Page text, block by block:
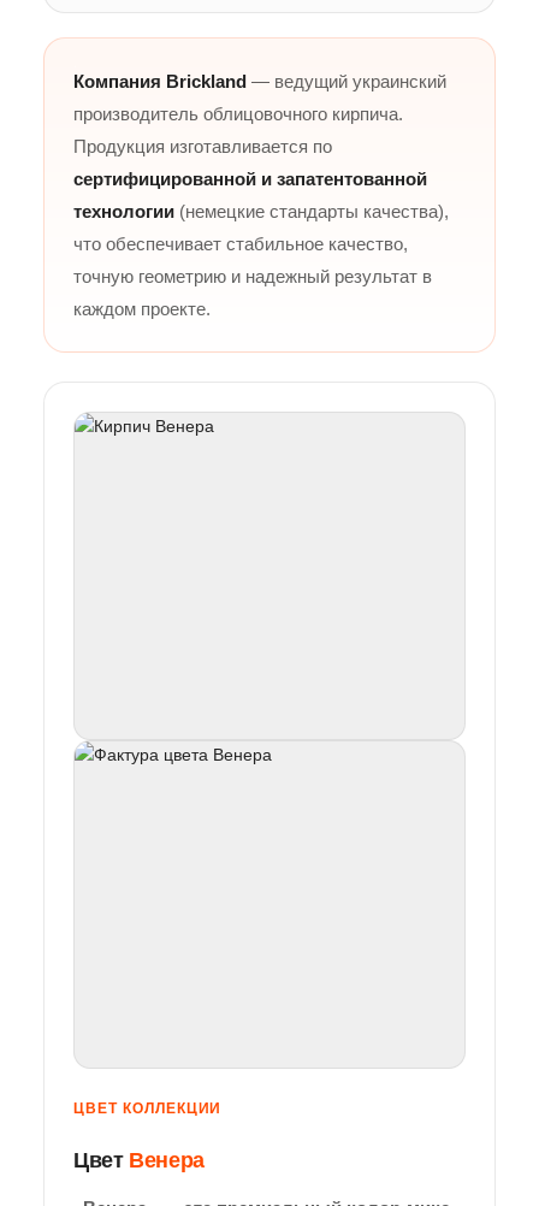
Компания Brickland — ведущий украинский
производитель облицовочного кирпича.
Продукция изготавливается по
сертифицированной и запатентованной
технологии (немецкие стандарты качества),
что обеспечивает стабильное качество,
точную геометрию и надежный результат в
каждом проекте.
ЦВЕТ КОЛЛЕКЦИИ
Цвет Венера